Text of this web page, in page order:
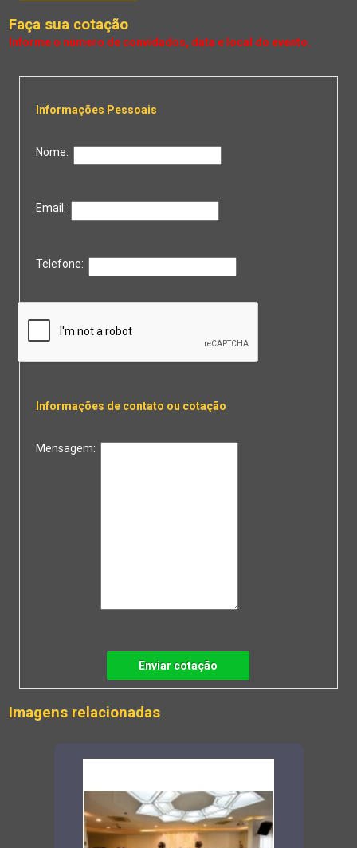
Faça sua cotação
Informações Pessoais
Nome:
Email:
Telefone:
Informações de contato ou cotação
Mensagem:
Enviar cotação
Imagens relacionadas